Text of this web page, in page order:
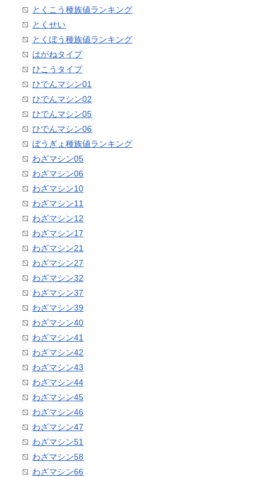
とくこう種族値ランキング
とくせい
とくぼう種族値ランキング
はがねタイプ
ひこうタイプ
ひでんマシン01
ひでんマシン02
ひでんマシン05
ひでんマシン06
ぼうぎょ種族値ランキング
わざマシン05
わざマシン06
わざマシン10
わざマシン11
わざマシン12
わざマシン17
わざマシン21
わざマシン27
わざマシン32
わざマシン37
わざマシン39
わざマシン40
わざマシン41
わざマシン42
わざマシン43
わざマシン44
わざマシン45
わざマシン46
わざマシン47
わざマシン51
わざマシン58
わざマシン66